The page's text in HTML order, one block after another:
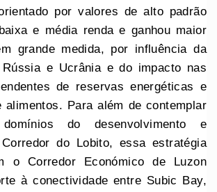
por valores de alto padrão
e média renda e ganhou maior
grande medida, por influência da
e Ucrânia e do impacto nas
de reservas energéticas e
alimentos. Para além de contemplar
do desenvolvimento e
do Lobito, essa estratégia
o Corredor Económico de Luzon
à conectividade entre Subic Bay,